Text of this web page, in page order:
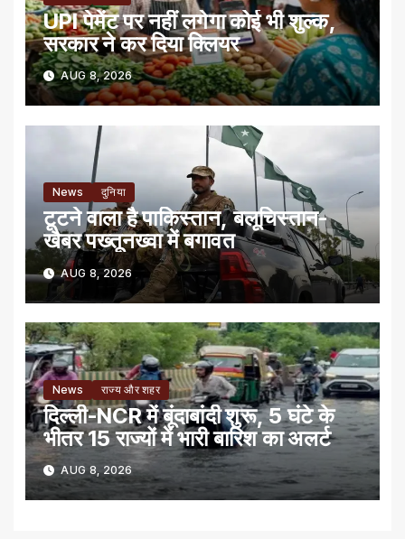
UPI पेमेंट पर नहीं लगेगा कोई भी शुल्क,
सरकार ने कर दिया क्लियर
AUG 8, 2026
News दुनिया
टूटने वाला है पाकिस्तान, बलूचिस्तान-
खैबर पख्तूनख्वा में बगावत
AUG 8, 2026
News राज्य और शहर
दिल्ली-NCR में बूंदाबांदी शुरू, 5 घंटे के
भीतर 15 राज्यों में भारी बारिश का अलर्ट
AUG 8, 2026